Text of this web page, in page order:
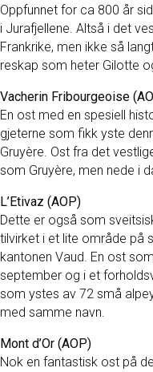
Oppfunnet for ca 800 år
i Jurafjellene. Altså i det
Frankrike, men ikke så
reskap som heter Gilotte
Vacherin Fribourgeoise
En ost med en spesiell
gjeterne som fikk yste
Gruyère. Ost fra det
som Gruyère, men nede i
L’Etivaz (AOP)
Dette er også som
tilvirket i et lite område på
kantonen Vaud. En ost
september og i et
som ystes av 72 små
med samme navn.
Mont d’Or (AOP)
Nok en fantastisk ost på